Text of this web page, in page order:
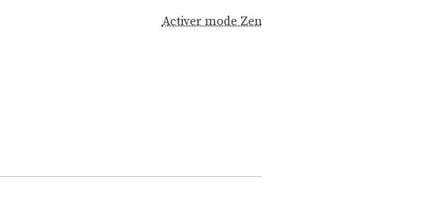
Activer mode Zen